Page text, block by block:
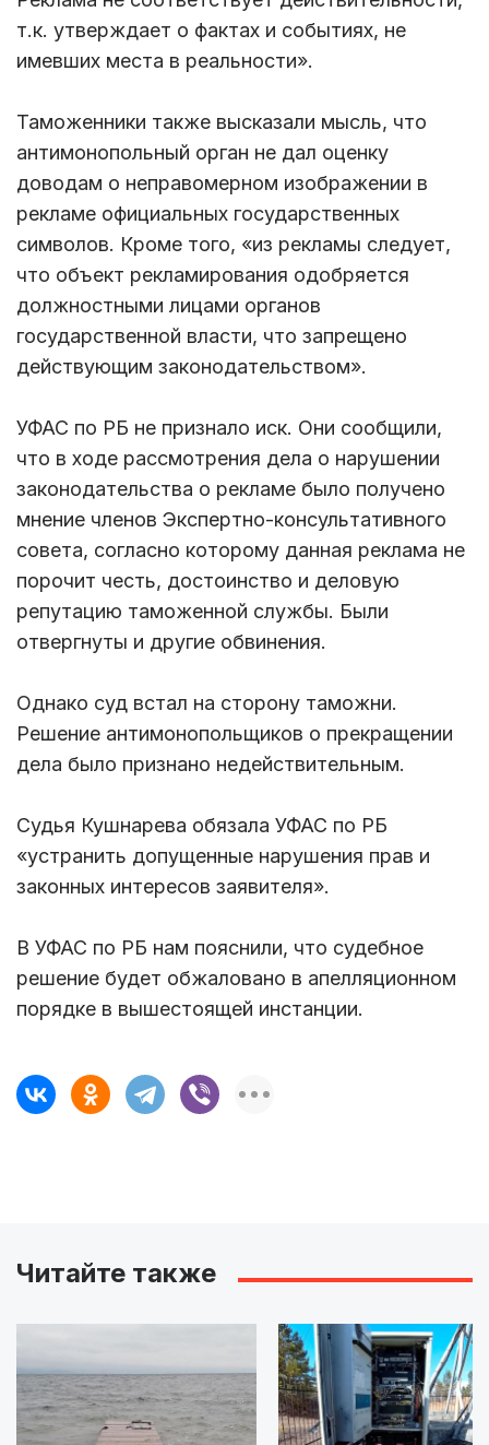
т.к. утверждает о фактах и событиях, не
имевших места в реальности».
Таможенники также высказали мысль, что
антимонопольный орган не дал оценку
доводам о неправомерном изображении в
рекламе официальных государственных
символов. Кроме того, «из рекламы следует,
что объект рекламирования одобряется
должностными лицами органов
государственной власти, что запрещено
действующим законодательством».
УФАС по РБ не признало иск. Они сообщили,
что в ходе рассмотрения дела о нарушении
законодательства о рекламе было получено
мнение членов Экспертно-консультативного
совета, согласно которому данная реклама не
порочит честь, достоинство и деловую
репутацию таможенной службы. Были
отвергнуты и другие обвинения.
Однако суд встал на сторону таможни.
Решение антимонопольщиков о прекращении
дела было признано недействительным.
Судья Кушнарева обязала УФАС по РБ
«устранить допущенные нарушения прав и
законных интересов заявителя».
В УФАС по РБ нам пояснили, что судебное
решение будет обжаловано в апелляционном
порядке в вышестоящей инстанции.
Читайте также